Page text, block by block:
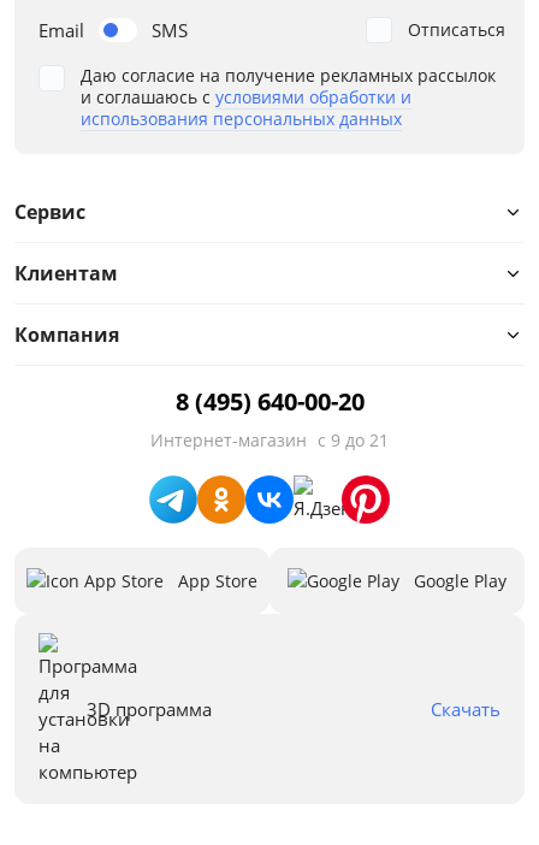
Email SMS
Даю согласие на получение рекламных рассылок
и соглашаюсь с условиями обработки и
использования персональных данных
Отписаться
Сервис
Клиентам
Компания
8 (495) 640-00-20
Интернет-магазин с 9 до 21
App Store Google Play
3D программа Скачать